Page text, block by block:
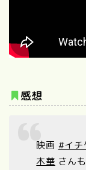
感想
映画 #イチ
木華 さん